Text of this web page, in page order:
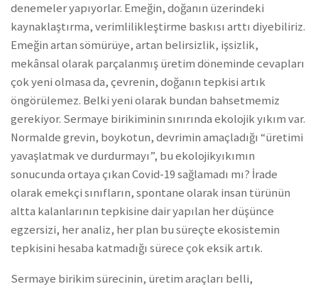
denemeler yapıyorlar. Emeğin, doğanın üzerindeki
kaynaklaştırma, verimlilikleştirme baskısı arttı diyebiliriz.
Emeğin artan sömürüye, artan belirsizlik, işsizlik,
mekânsal olarak parçalanmış üretim döneminde cevapları
çok yeni olmasa da, çevrenin, doğanın tepkisi artık
öngörülemez. Belki yeni olarak bundan bahsetmemiz
gerekiyor. Sermaye birikiminin sınırında ekolojik yıkım var.
Normalde grevin, boykotun, devrimin amaçladığı “üretimi
yavaşlatmak ve durdurmayı”, bu ekolojikyıkımın
sonucunda ortaya çıkan Covid-19 sağlamadı mı? İrade
olarak emekçi sınıfların, spontane olarak insan türünün
altta kalanlarının tepkisine dair yapılan her düşünce
egzersizi, her analiz, her plan bu süreçte ekosistemin
tepkisini hesaba katmadığı sürece çok eksik artık.
Sermaye birikim sürecinin, üretim araçları belli,